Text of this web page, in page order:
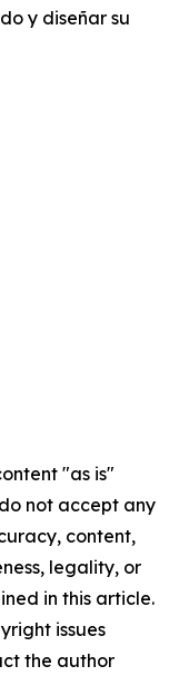
y diseñar su
"as is"
not accept any
content,
legality, or
in this article.
issues
the author